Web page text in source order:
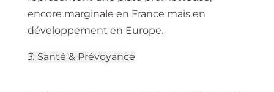
encore marginale en France mais en
développement en Europe.
3. Santé & Prévoyance